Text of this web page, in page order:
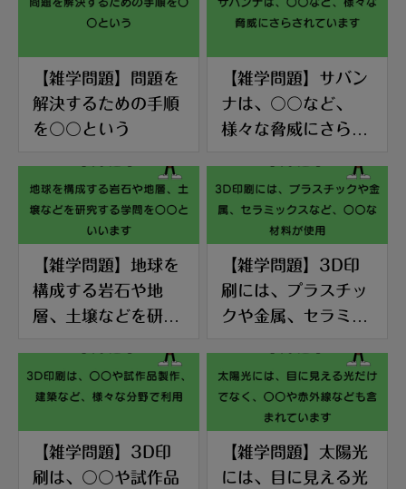
【雑学問題】問題を
解決するための手順
を〇〇という
【雑学問題】サバン
ナは、〇〇など、
様々な脅威にさらさ
【雑学問題】地球を
構成する岩石や地
層、土壌などを研究
【雑学問題】3D印
刷には、プラスチッ
クや金属、セラミッ
【雑学問題】3D印
刷は、〇〇や試作品
【雑学問題】太陽光
には、目に見える光